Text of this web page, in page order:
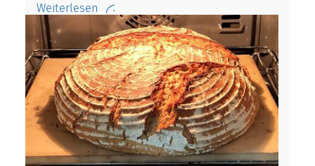
Weiterlesen